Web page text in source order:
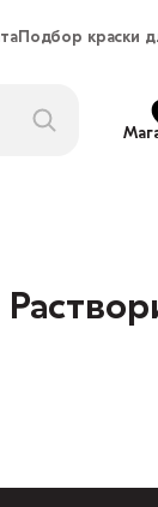
Подбор краски